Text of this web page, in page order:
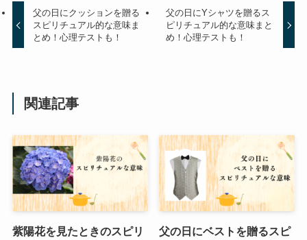
父の日にクッションを贈る
スピリチュアル的な意味ま
とめ！心理テストも！
父の日にYシャツを贈るス
ピリチュアル的な意味まと
め！心理テストも！
関連記事
紫陽花を見たときのスピリ
父の日にベストを贈るスピ